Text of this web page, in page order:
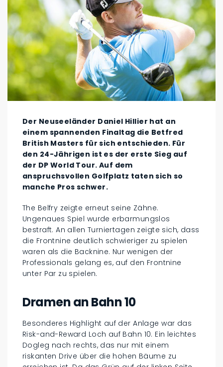
Der Neuseeländer Daniel Hillier hat an
einem spannenden Finaltag die Betfred
British Masters für sich entschieden. Für
den 24-Jährigen ist es der erste Sieg auf
der DP World Tour. Auf dem
anspruchsvollen Golfplatz taten sich so
manche Pros schwer.
The Belfry zeigte erneut seine Zähne.
Ungenaues Spiel wurde erbarmungslos
bestraft. An allen Turniertagen zeigte sich, dass
die Frontnine deutlich schwieriger zu spielen
waren als die Backnine. Nur wenigen der
Professionals gelang es, auf den Frontnine
unter Par zu spielen.
Dramen an Bahn 10
Besonderes Highlight auf der Anlage war das
Risk-and-Reward Loch auf Bahn 10. Ein leichtes
Dogleg nach rechts, das nur mit einem
riskanten Drive über die hohen Bäume zu